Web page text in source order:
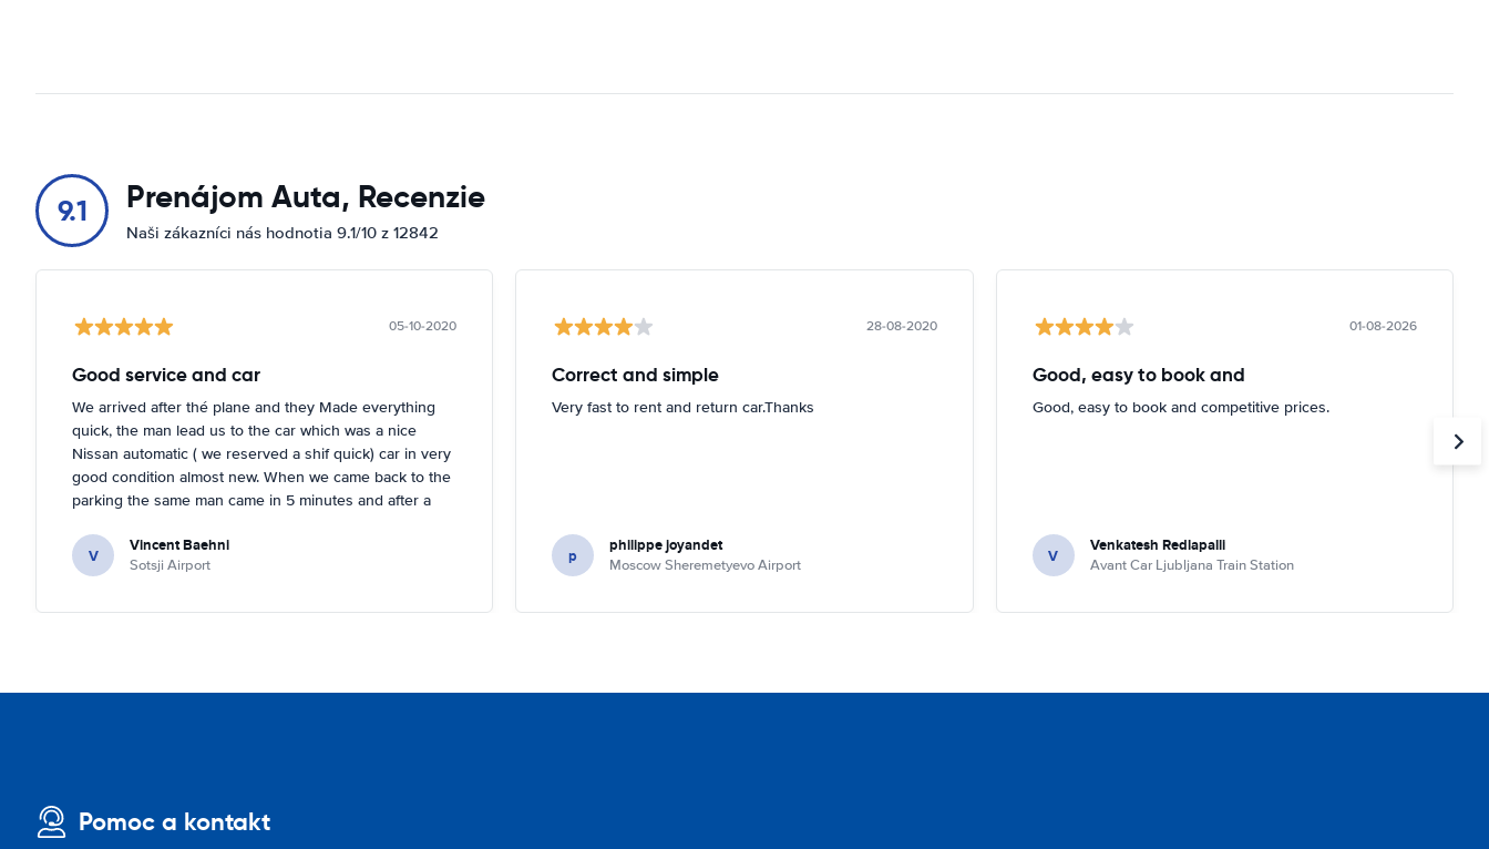
9.1 Prenájom Auta, Recenzie
Naši zákazníci nás hodnotia 9.1/10 z 12842
05-10-2020
Good service and car
We arrived after thé plane and they Made everything
quick, the man lead us to the car which was a nice
Nissan automatic ( we reserved a shif quick) car in very
good condition almost new. When we came back to the
parking the same man came in 5 minutes and after a
recommand this company.
V Vincent Baehni
Sotsji Airport
28-08-2020
Correct and simple
Very fast to rent and return car.Thanks
p philippe joyandet
Moscow Sheremetyevo Airport
01-08-2026
Good, easy to book and
Good, easy to book and competitive prices.
V Venkatesh Redlapalli
Avant Car Ljubljana Train Station
Pomoc a kontakt